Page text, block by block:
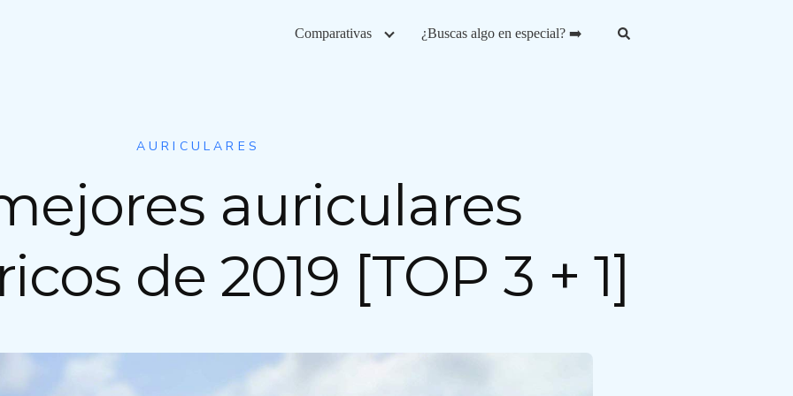
Comparativas ¿Buscas algo en especial? ➡️
AURICULARES
auriculares
de 2019 [TOP 3 + 1]